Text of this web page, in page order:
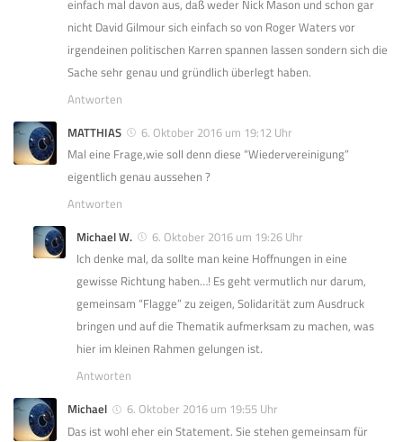
einfach mal davon aus, daß weder Nick Mason und schon gar
nicht David Gilmour sich einfach so von Roger Waters vor
irgendeinen politischen Karren spannen lassen sondern sich die
Sache sehr genau und gründlich überlegt haben.
Antworten
MATTHIAS
6. Oktober 2016 um 19:12 Uhr
Mal eine Frage,wie soll denn diese “Wiedervereinigung”
eigentlich genau aussehen ?
Antworten
Michael W.
6. Oktober 2016 um 19:26 Uhr
Ich denke mal, da sollte man keine Hoffnungen in eine
gewisse Richtung haben…! Es geht vermutlich nur darum,
gemeinsam “Flagge” zu zeigen, Solidarität zum Ausdruck
bringen und auf die Thematik aufmerksam zu machen, was
hier im kleinen Rahmen gelungen ist.
Antworten
Michael
6. Oktober 2016 um 19:55 Uhr
Das ist wohl eher ein Statement. Sie stehen gemeinsam für